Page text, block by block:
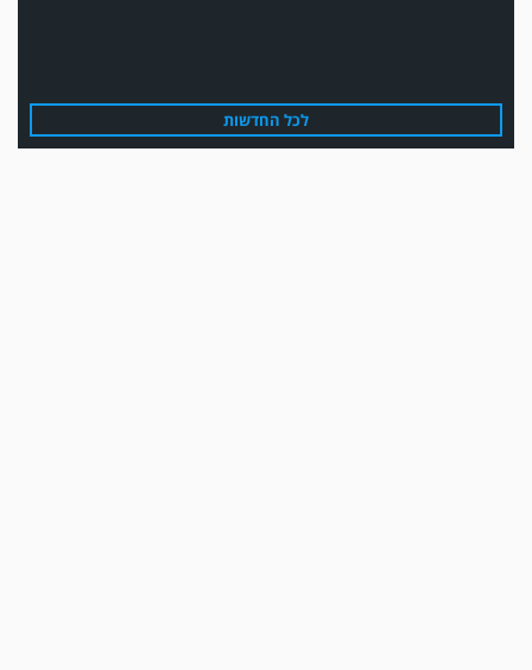
משחק אימון: הפועל אזור והפועל מרמורק סיימו בתוצאה 0-0 .
לכל החדשות